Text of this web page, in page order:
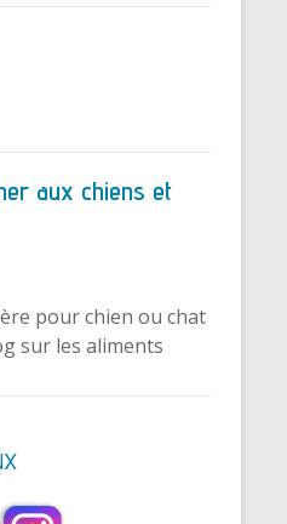
aux chiens et
pour chien ou chat
sur les aliments